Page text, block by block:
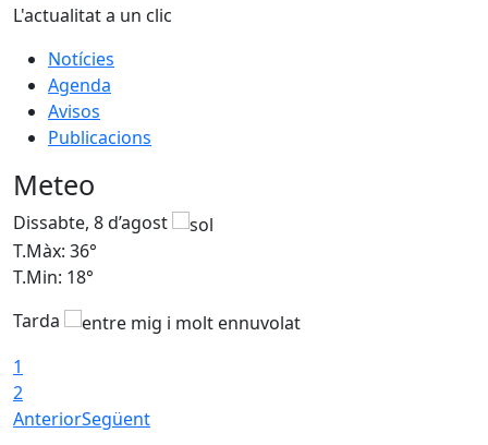
L'actualitat a un clic
Notícies
Agenda
Avisos
Publicacions
Meteo
Dissabte, 8 d’agost
T.Màx: 36°
T.Min: 18°
Tarda
1
2
AnteriorSegüent